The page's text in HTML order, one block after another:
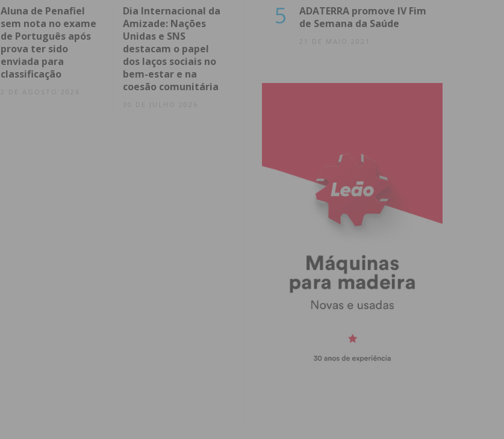
Aluna de Penafiel
sem nota no exame
de Português após
prova ter sido
enviada para
classificação
2 DE AGOSTO 2026
Dia Internacional da
Amizade: Nações
Unidas e SNS
destacam o papel
dos laços sociais no
bem-estar e na
coesão comunitária
5
ADATERRA promove IV Fim
de Semana da Saúde
21 DE MAIO 2021